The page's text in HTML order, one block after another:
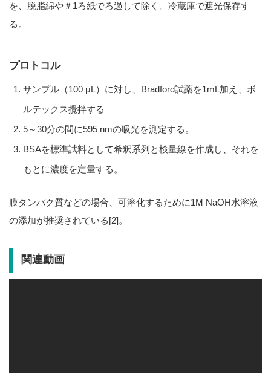
を、脱脂綿や＃1ろ紙でろ過して除く。冷蔵庫で遮光保存す
る。
プロトコル
サンプル（100 μL）に対し、Bradford試薬を1mL加え、ボ
ルテックス攪拌する
5～30分の間に595 nmの吸光を測定する。
BSAを標準試料として希釈系列と検量線を作成し、それを
もとに濃度を定量する。
膜タンパク質などの場合、可溶化するために1M NaOH水溶液
の添加が推奨されている[2]。
関連動画